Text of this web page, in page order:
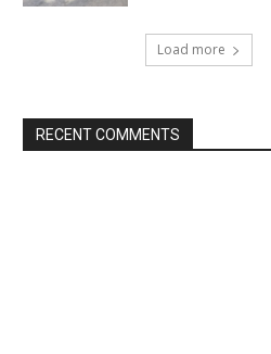
Load more
RECENT COMMENTS